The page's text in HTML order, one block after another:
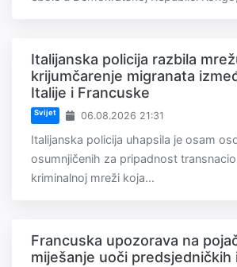
Italijanska policija razbila
krijumčarenje migranata
Italije i Francuske
Svijet 06.08.2026 21:31
Italijanska policija uhapsila je osam
osumnjičenih za pripadnost
kriminalnoj mreži koja...
Francuska upozorava na
miješanje uoči predsjedničkih